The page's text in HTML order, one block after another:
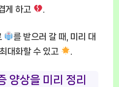
게 하고
를 받으러 갈 때, 미리 대
대화할 수 있고
양상을 미리 정리